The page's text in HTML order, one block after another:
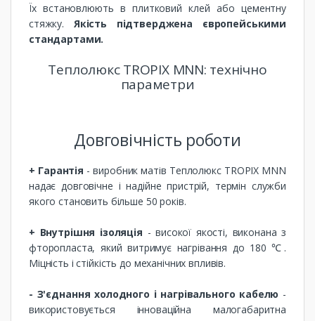
Їх встановлюють в плитковий клей або цементну
стяжку. Якість підтверджена європейськими
стандартами.
Теплолюкс TROPIX MNN: технічно
параметри
Довговічність роботи
+ Гарантія - виробник матів Теплолюкс TROPIX MNN
надає довговічне і надійне пристрій, термін служби
якого становить більше 50 років.
+ Внутрішня ізоляція - високої якості, виконана з
фторопласта, який витримує нагрівання до 180 ℃.
Міцність і стійкість до механічних впливів.
- З'єднання холодного і нагрівального кабелю -
використовується інноваційна малогабаритна